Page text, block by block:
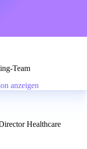
Team
anzeigen
Healthcare